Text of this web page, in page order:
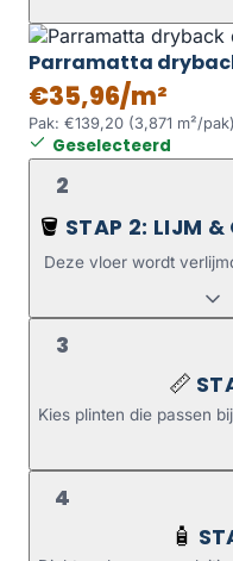
Parramatta
€35,96/m²
Pak: €139,20 (3,871 m²/pak)
Geselecteerd
2
🪣 STAP 2: LIJM &
Deze vloer wordt
3
📏
Kies plinten die passen
4
🧴